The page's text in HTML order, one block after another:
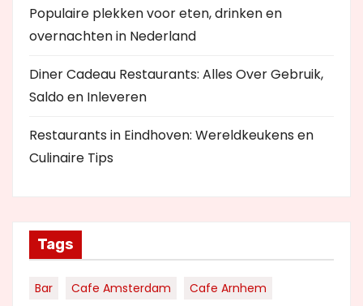
Populaire plekken voor eten, drinken en
overnachten in Nederland
Diner Cadeau Restaurants: Alles Over Gebruik,
Saldo en Inleveren
Restaurants in Eindhoven: Wereldkeukens en
Culinaire Tips
Tags
Bar Cafe Amsterdam
Cafe Arnhem